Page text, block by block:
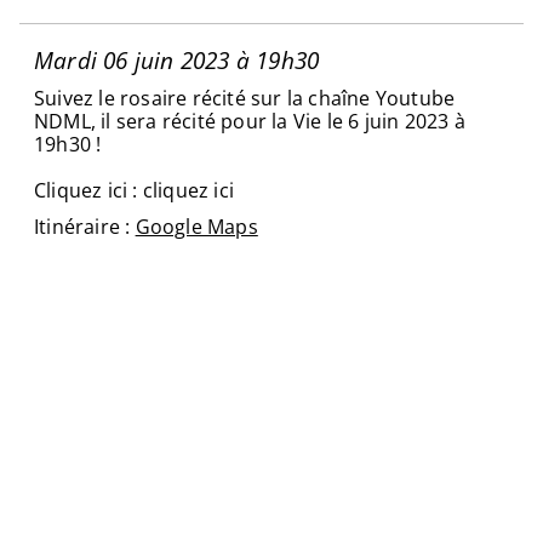
Mardi 06 juin 2023 à 19h30
Suivez le rosaire récité sur la chaîne Youtube
NDML, il sera récité pour la Vie le 6 juin 2023 à
19h30 !
Cliquez ici : cliquez ici
Itinéraire : Google Maps